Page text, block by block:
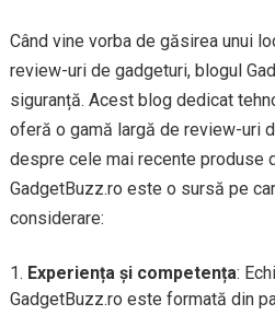
Când vine vorba de găsirea unui
review-uri de gadgeturi, blogul
siguranță. Acest blog dedicat
oferă o gamă largă de review-uri
despre cele mai recente produse
GadgetBuzz.ro este o sursă pe
considerare:
Experiența și competența:
GadgetBuzz.ro este formată din